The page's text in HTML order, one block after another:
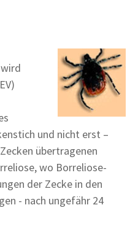
und nicht erst –
übertragenen
wo Borreliose-
der Zecke in den
- nach ungefähr 24